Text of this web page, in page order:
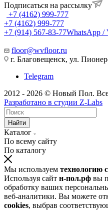
Подписаться на рассылку
+7 (4162) 999-777
+7 (4162) 999-777
+7 (914) 567-83-77WhatsApp /
floor@wvfloor.ru
г. Благовещенск, ул.
Telegram
2012 - 2026 © Новый Пол.
Разработано в студии Z-Labs
Найти
Каталог
По всему сайту
По каталогу
Мы используем технологию
Используя сайт н-пол.рф вы
обработку ваших
веб-аналитики. Вы можете
cookies, выбрав